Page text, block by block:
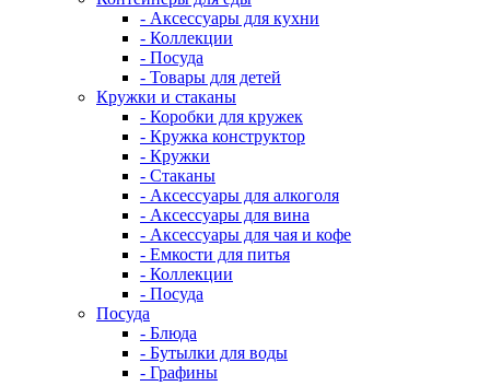
- Аксессуары для кухни
- Коллекции
- Посуда
- Товары для детей
Кружки и стаканы
- Коробки для кружек
- Кружка конструктор
- Кружки
- Стаканы
- Аксессуары для алкоголя
- Аксессуары для вина
- Аксессуары для чая и кофе
- Емкости для питья
- Коллекции
- Посуда
Посуда
- Блюда
- Бутылки для воды
- Графины